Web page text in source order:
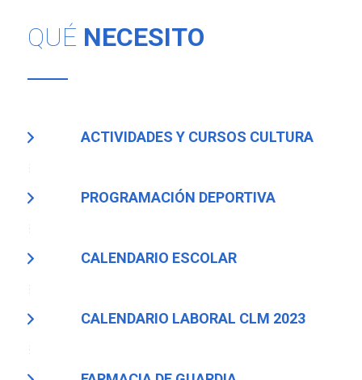
QUÉ NECESITO
ACTIVIDADES Y CURSOS CULTURA
PROGRAMACIÓN DEPORTIVA
CALENDARIO ESCOLAR
CALENDARIO LABORAL CLM 2023